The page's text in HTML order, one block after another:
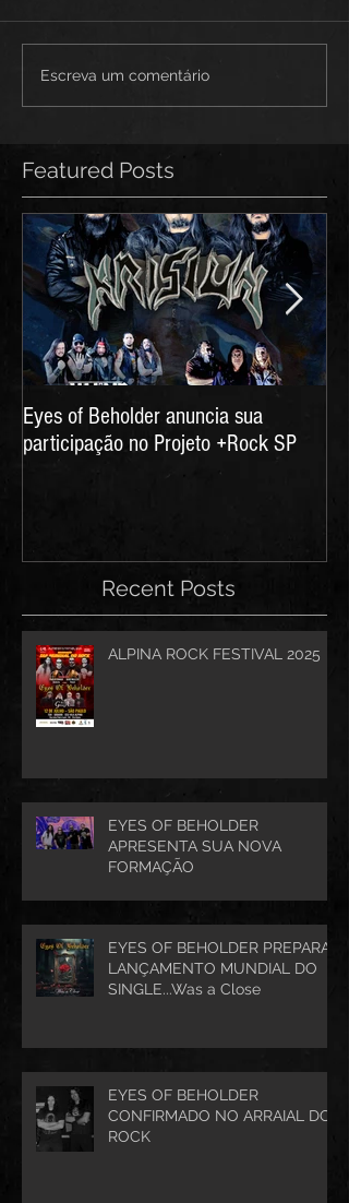
Escreva um comentário
Featured Posts
Eyes of Beholder anuncia sua
participação no Projeto +Rock SP
Recent Posts
ALPINA ROCK FESTIVAL 2025
EYES OF BEHOLDER
APRESENTA SUA NOVA
FORMAÇÃO
EYES OF BEHOLDER PREPARA
LANÇAMENTO MUNDIAL DO
SINGLE...Was a Close
EYES OF BEHOLDER
CONFIRMADO NO ARRAIAL DO
ROCK